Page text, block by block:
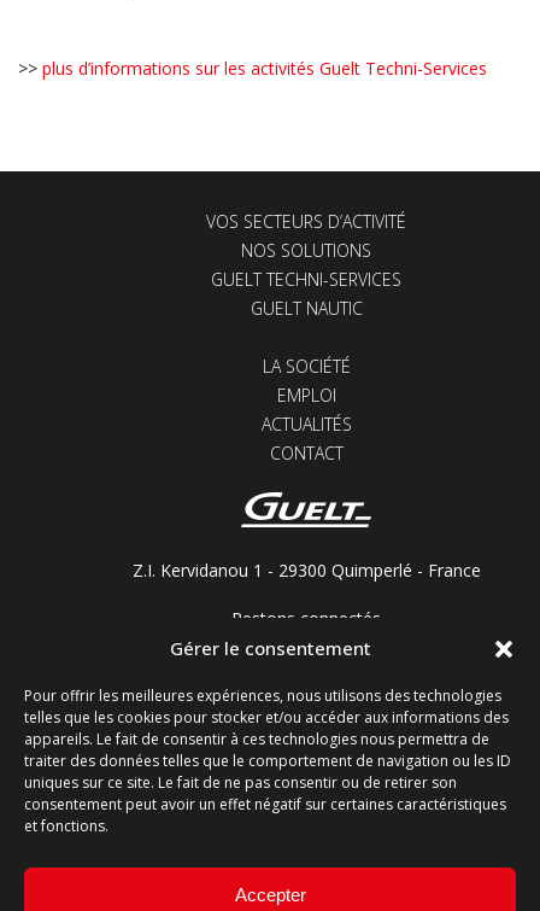
Gérer le consentement
Pour offrir les meilleures expériences, nous utilisons des technologies
telles que les cookies pour stocker et/ou accéder aux informations des
appareils. Le fait de consentir à ces technologies nous permettra de
traiter des données telles que le comportement de navigation ou les ID
uniques sur ce site. Le fait de ne pas consentir ou de retirer son
consentement peut avoir un effet négatif sur certaines caractéristiques
et fonctions.
Accepter
>> plus d’informations sur les activités Guelt Techni-Services
VOS SECTEURS D’ACTIVITÉ
NOS SOLUTIONS
GUELT TECHNI-SERVICES
GUELT NAUTIC
LA SOCIÉTÉ
EMPLOI
ACTUALITÉS
CONTACT
Z.I. Kervidanou 1 - 29300 Quimperlé - France
Restons connectés
Contactez-nous
Ligne commerciale : +33 (0)2 98 96 20 20
Lundi-Vendredi 8h-12h & 13h15-17h15 | Samedi 8h-
12h